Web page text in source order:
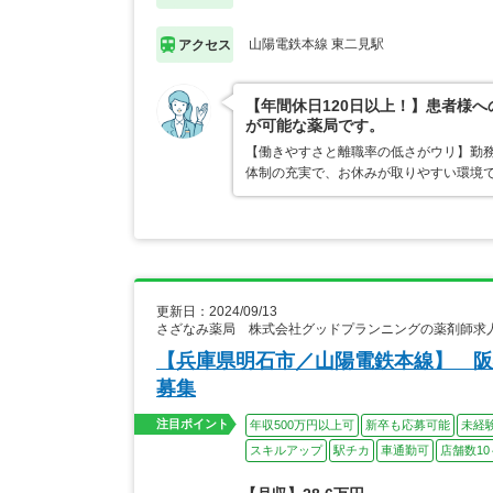
アクセス 山陽電鉄本線 東二見駅
【年間休日120日以上！】患者様
が可能な薬局です。
【働きやすさと離職率の低さがウリ】
体制の充実で、お休みが取りやすい環
更新日：2024/09/13
さざなみ薬局 株式会社グッドプランニングの薬剤師求
【兵庫県明石市／山陽電鉄本線】
募集
注目ポイント 年収500万円以上可 新卒も応募可能
未経
スキルアップ
駅チカ 車通勤可 店舗数10